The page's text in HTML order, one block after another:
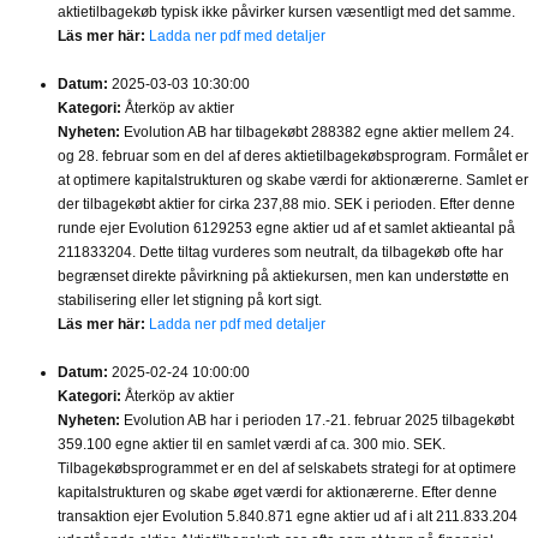
aktietilbagekøb typisk ikke påvirker kursen væsentligt med det samme.
Läs mer här: Ladda ner pdf med detaljer
Datum: 2025-03-03 10:30:00
Kategori: Återköp av aktier
Nyheten: Evolution AB har tilbagekøbt 288382 egne aktier mellem 24.
og 28. februar som en del af deres aktietilbagekøbsprogram. Formålet er
at optimere kapitalstrukturen og skabe værdi for aktionærerne. Samlet er
der tilbagekøbt aktier for cirka 237,88 mio. SEK i perioden. Efter denne
runde ejer Evolution 6129253 egne aktier ud af et samlet aktieantal på
211833204. Dette tiltag vurderes som neutralt, da tilbagekøb ofte har
begrænset direkte påvirkning på aktiekursen, men kan understøtte en
stabilisering eller let stigning på kort sigt.
Läs mer här: Ladda ner pdf med detaljer
Datum: 2025-02-24 10:00:00
Kategori: Återköp av aktier
Nyheten: Evolution AB har i perioden 17.-21. februar 2025 tilbagekøbt
359.100 egne aktier til en samlet værdi af ca. 300 mio. SEK.
Tilbagekøbsprogrammet er en del af selskabets strategi for at optimere
kapitalstrukturen og skabe øget værdi for aktionærerne. Efter denne
transaktion ejer Evolution 5.840.871 egne aktier ud af i alt 211.833.204